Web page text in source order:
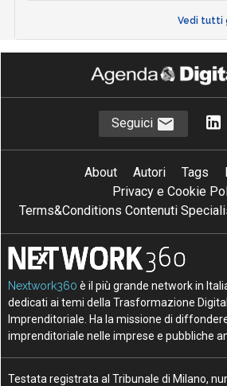
Vedi tutti
Seguici
About Autori Tags
Privacy e Cookie
Terms&Conditions Contenuti
Nextwork360 è il più grande network in
dedicati ai temi della Trasformazione
Imprenditoriale. Ha la missione di
imprenditoriale nelle imprese e pubbliche
Testata registrata al Tribunale di Milano,